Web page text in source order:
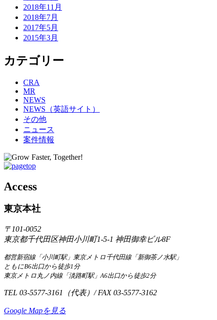
2018年11月
2018年7月
2017年5月
2015年3月
カテゴリー
CRA
MR
NEWS
NEWS（英語サイト）
その他
ニュース
案件情報
Access
東京本社
〒101-0052
東京都千代田区神田小川町1-5-1 神田御幸ビル8F
都営新宿線「小川町駅」東京メトロ千代田線「新御茶ノ水駅」
ともにB6出口から徒歩1分
東京メトロ丸ノ内線「淡路町駅」A6出口から徒歩2分
TEL 03-5577-3161（代表）/ FAX 03-5577-3162
Google Mapを見る